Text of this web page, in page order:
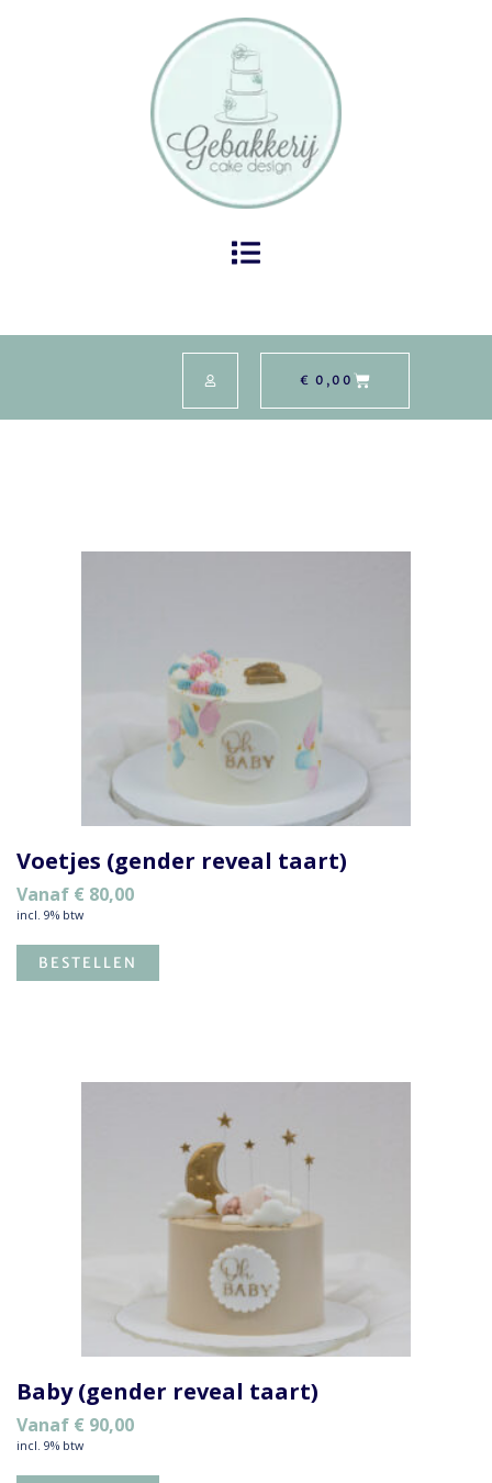
€ 0,00
Voetjes (gender reveal taart)
Vanaf € 80,00
incl. 9% btw
BESTELLEN
Baby (gender reveal taart)
Vanaf € 90,00
incl. 9% btw